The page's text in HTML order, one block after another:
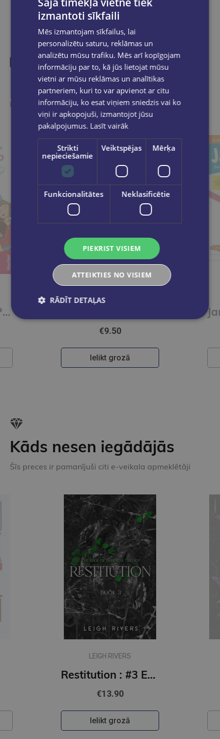
Līdzīgas preces
Ieskaties, varbūt noder
Paul, Lisa & Co PLUS A1/1 Arbeitsbuch plus interaktive Version
€9.50
Ielikt grozā
Kāds nesen iegādājās
Šīs preces ir pamanījuši citi e-veikala apmeklētāji
LEIGH RIVERS
Restitution : #3 Edge of Darkness series : delux paperback featuring exclusive character artwork
€13.90
Ielikt grozā
izmantoti sīkfaili
Mēs izmantojam sīkfailus, lai
personalizētu saturu, reklāmas un
analizētu mūsu trafiku. Mēs arī kopīgojam
informāciju par to, kā jūs lietojat mūsu
vietni ar mūsu reklāmas un analītikas
partneriem, kuri to var apvienot ar citu
informāciju, ko esat viņiem sniedzis vai ko
viņi ir apkopojuši, izmantojot jūsu
pakalpojumus. Lasīt vairāk
Strikti
nepieciešamie
Veiktspējas Mērķa
Funkcionalitātes Neklasificētie
PIEKRIST VISIEM
ATTEIKTIES NO VISIEM
RĀDĪT DETAĻAS